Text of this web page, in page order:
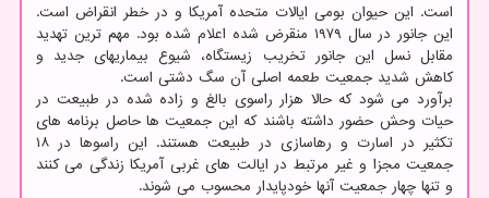
است. این حیوان بومی ایالات متحده آمریکا و در خطر انقراض است.
این جانور در سال ۱۹۷۹ منقرض شده اعلام شده بود. مهم ترین تهدید
مقابل نسل این جانور تخریب زیستگاه، شیوع بیماریهای جدید و
کاهش شدید جمعیت طعمه اصلی آن سگ دشتی است.
برآورد می شود که حالا هزار راسوی بالغ و زاده شده در طبیعت در
حیات وحش حضور داشته باشند که این جمعیت ها حاصل برنامه های
تکثیر در اسارت و رهاسازی در طبیعت هستند. این راسوها در ۱۸
جمعیت مجزا و غیر مرتبط در ایالت های غربی آمریکا زندگی می کنند
و تنها چهار جمعیت آنها خودپایدار محسوب می شوند.